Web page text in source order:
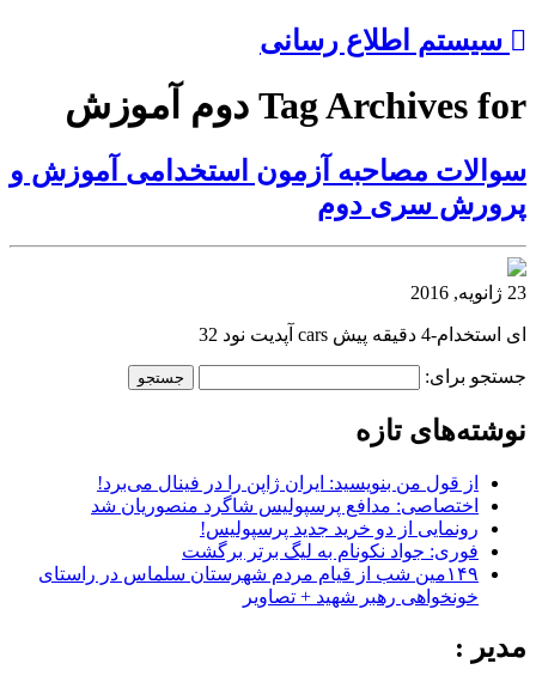
سیستم اطلاع رسانی
Tag Archives for دوم آموزش
سوالات مصاحبه آزمون استخدامی آموزش و
پرورش سری دوم
23 ژانویه, 2016
ای استخدام-4 دقیقه پیش cars آپدیت نود 32
جستجو برای:
نوشته‌های تازه
از قول من بنویسید: ایران ژاپن را در فینال می‌برد!
اختصاصی: مدافع پرسپولیس شاگرد منصوریان شد
رونمایی از دو خرید جدید پرسپولیس!
فوری: جواد نکونام به لیگ برتر برگشت
۱۴۹مین شب از قیام مردم شهرستان سلماس در راستای
خونخواهی رهبر شهید + تصاویر
مدیر :